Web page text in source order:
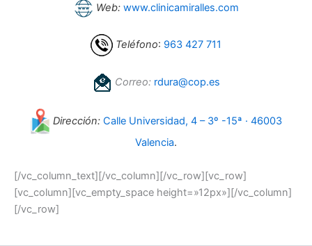
Web: www.clinicamiralles.com
Teléfono: 963 427 711
Correo: rdura@cop.es
Dirección: Calle Universidad, 4 – 3º -15ª · 46003
Valencia.
[/vc_column_text][/vc_column][/vc_row][vc_row]
[vc_column][vc_empty_space height=»12px»][/vc_column]
[/vc_row]